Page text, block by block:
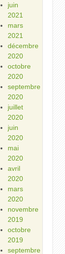
juin
2021
mars
2021
décembre
2020
octobre
2020
septembre
2020
juillet
2020
juin
2020
mai
2020
avril
2020
mars
2020
novembre
2019
octobre
2019
septembre